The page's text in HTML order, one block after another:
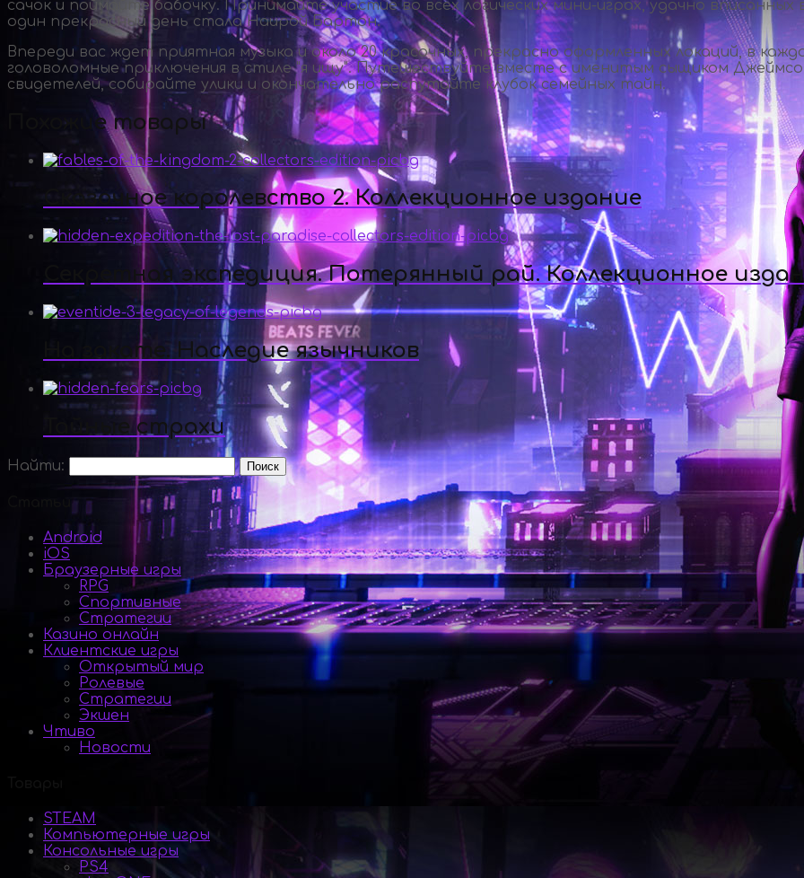
сачок и поймайте бабочку. Принимайте участие во всех логическихмини-играх, удачно
один прекрасный день стала Наирой Бартон.
Впереди вас ждет приятная музыка и около 20 красочных, прекрасно оформленных локаций, в
головоломные приключения в стиле "я ищу". Путешествуйте вместе с именитым сыщиком
свидетелей, собирайте улики и окончательно распутайте клубок семейных тайн.
Похожие товары
Сказочное королевство 2. Коллекционное издание
Секретная экспедиция. Потерянный рай. Коллекционное
На закате. Наследие язычников
Тайные страхи
Найти:
Android
iOS
Браузерные игры
RPG
Спортивные
Стратегии
Казино онлайн
Клиентские игры
Открытый мир
Ролевые
Стратегии
Экшен
Чтиво
Новости
STEAM
Компьютерные игры
Консольные игры
PS4